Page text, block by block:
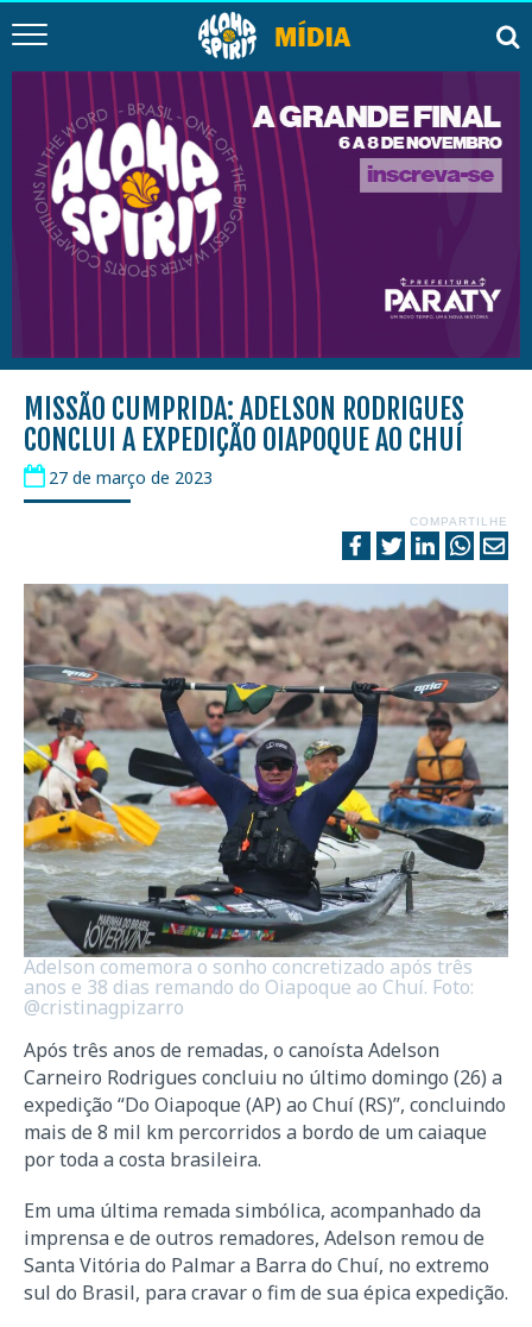
MISSÃO CUMPRIDA: ADELSON RODRIGUES
CONCLUI A EXPEDIÇÃO OIAPOQUE AO CHUÍ
27 de março de 2023
COMPARTILHE
Adelson comemora o sonho concretizado após três
anos e 38 dias remando do Oiapoque ao Chuí. Foto:
@cristinagpizarro
Após três anos de remadas, o canoísta Adelson
Carneiro Rodrigues concluiu no último domingo (26) a
expedição “Do Oiapoque (AP) ao Chuí (RS)”, concluindo
mais de 8 mil km percorridos a bordo de um caiaque
por toda a costa brasileira.
Em uma última remada simbólica, acompanhado da
imprensa e de outros remadores, Adelson remou de
Santa Vitória do Palmar a Barra do Chuí, no extremo
sul do Brasil, para cravar o fim de sua épica expedição.